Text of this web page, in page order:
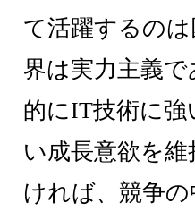
て活躍するの
界は実力主義
的にIT技術に強
い成長意欲を
ければ、競争